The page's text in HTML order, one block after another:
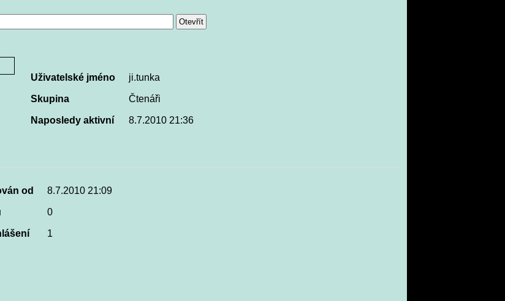
Uživatelské jméno ji.tunka
Skupina Čtenáři
Naposledy aktivní 8.7.2010 21:36
od 8.7.2010 21:09
0
1